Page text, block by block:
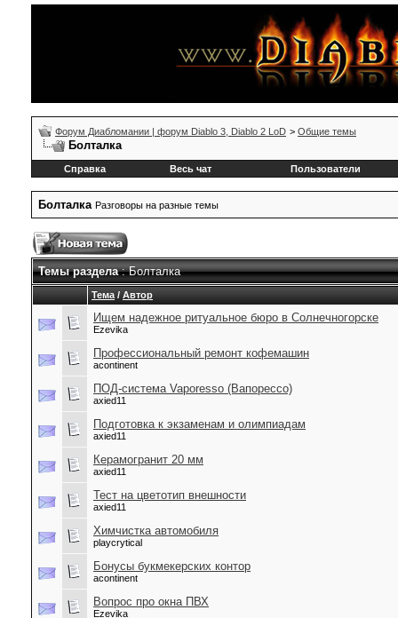
Форум Диабломании | форум Diablo 3, Diablo 2 LoD > Общие темы
Болталка
Справка Весь чат Пользователи
Болталка Разговоры на разные темы
Темы раздела: Болталка
Тема / Автор
Ищем надежное ритуальное бюро в Солнечногорске
Ezevika
Профессиональный ремонт кофемашин
acontinent
ПОД-система Vaporesso (Вапорессо)
axied11
Подготовка к экзаменам и олимпиадам
axied11
Керамогранит 20 мм
axied11
Тест на цветотип внешности
axied11
Химчистка автомобиля
playcrytical
Бонусы букмекерских контор
acontinent
Вопрос про окна ПВХ
Ezevika